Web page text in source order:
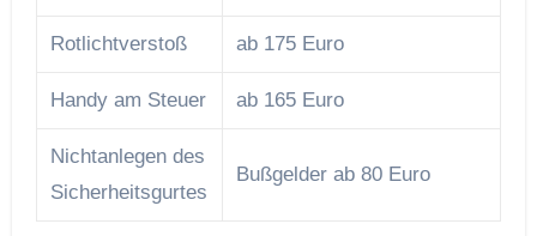
Rotlichtverstoß ab 175 Euro
Handy am Steuer ab 165 Euro
Nichtanlegen des
Sicherheitsgurtes
Bußgelder ab 80 Euro